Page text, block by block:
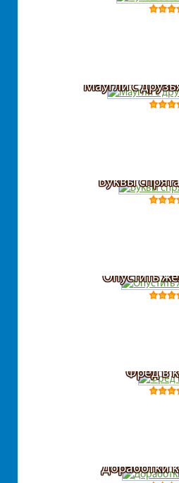
Маугли с
Буквы
Опустить
Фред в
Доработки